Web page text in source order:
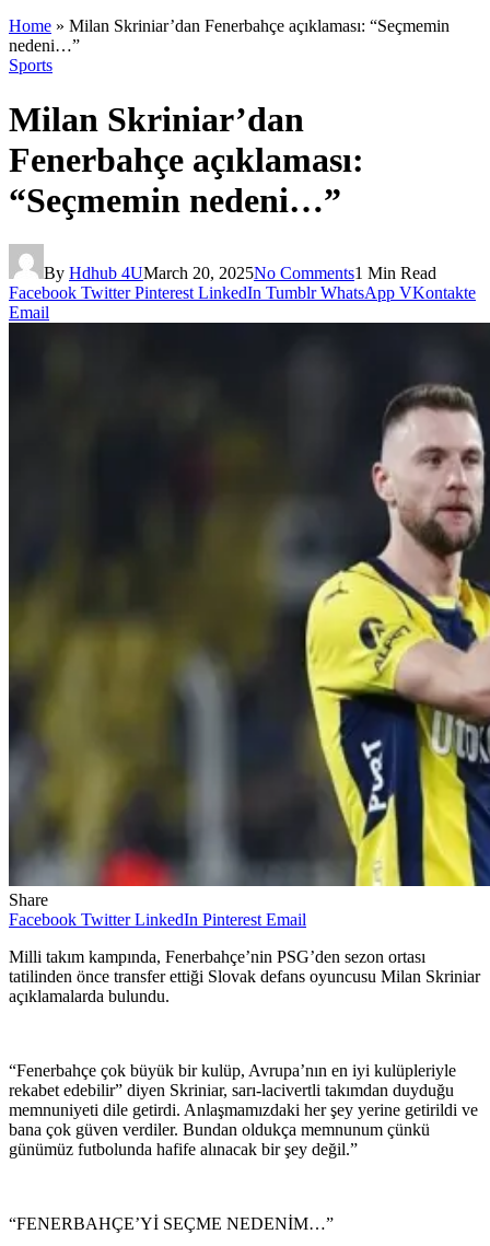
Home » Milan Skriniar’dan Fenerbahçe açıklaması: “Seçmemin
nedeni…”
Sports
Milan Skriniar’dan
Fenerbahçe açıklaması:
“Seçmemin nedeni…”
By Hdhub 4UMarch 20, 2025No Comments1 Min Read
Facebook Twitter Pinterest LinkedIn Tumblr WhatsApp VKontakte
Email
Share
Facebook Twitter LinkedIn Pinterest Email
Milli takım kampında, Fenerbahçe’nin PSG’den sezon ortası
tatilinden önce transfer ettiği Slovak defans oyuncusu Milan Skriniar
açıklamalarda bulundu.
“Fenerbahçe çok büyük bir kulüp, Avrupa’nın en iyi kulüpleriyle
rekabet edebilir” diyen Skriniar, sarı-lacivertli takımdan duyduğu
memnuniyeti dile getirdi. Anlaşmamızdaki her şey yerine getirildi ve
bana çok güven verdiler. Bundan oldukça memnunum çünkü
günümüz futbolunda hafife alınacak bir şey değil.”
“FENERBAHÇE’Yİ SEÇME NEDENİM…”